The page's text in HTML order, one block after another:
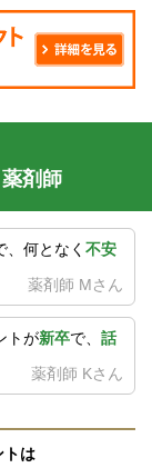
剤師
、何となく 不安
薬剤師 Mさん
トが新卒で、 話
薬剤師 Kさん
トは